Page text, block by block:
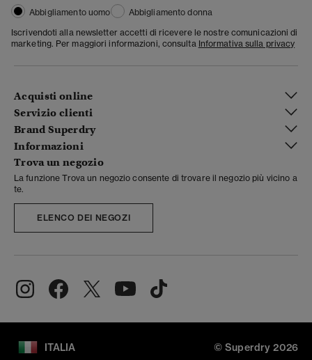
Abbigliamento uomo
Abbigliamento donna
Iscrivendoti alla newsletter accetti di ricevere le nostre comunicazioni di
marketing. Per maggiori informazioni, consulta Informativa sulla privacy
Acquisti online
Servizio clienti
Brand Superdry
Informazioni
Trova un negozio
La funzione Trova un negozio consente di trovare il negozio più vicino a
te.
ELENCO DEI NEGOZI
ITALIA © Superdry 2026